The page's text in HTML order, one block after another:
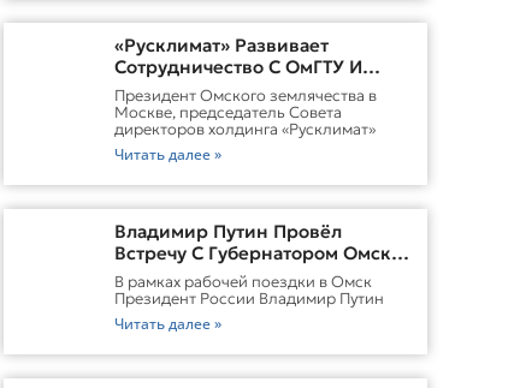
«Русклимат» Развивает
Сотрудничество С ОмГТУ И
Участвует В Обновлении
Городской Среды Омска
Президент Омского землячества в
Москве, председатель Совета
директоров холдинга «Русклимат»
Читать далее »
Владимир Путин Провёл
Встречу С Губернатором Омской
Области Виталием
ХоценкоИсточник
В рамках рабочей поездки в Омск
Президент России Владимир Путин
Читать далее »